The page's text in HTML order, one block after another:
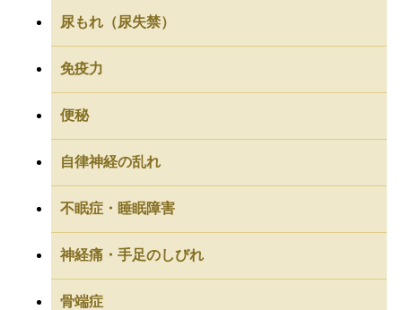
尿もれ（尿失禁）
免疫力
便秘
自律神経の乱れ
不眠症・睡眠障害
神経痛・手足のしびれ
骨端症